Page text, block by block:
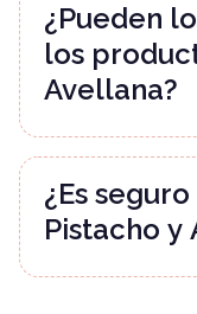
¿Pueden
los
Avellana?
¿Es
Pistacho y